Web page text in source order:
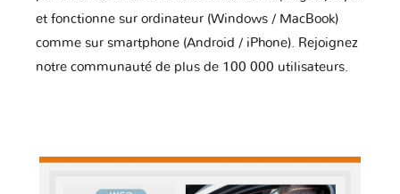
et fonctionne sur ordinateur (Windows / MacBook)
comme sur smartphone (Android / iPhone). Rejoignez
notre communauté de plus de 100 000 utilisateurs.